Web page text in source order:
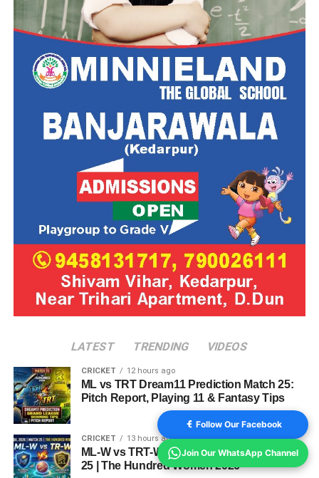
LATEST TRENDING VIDEOS
CRICKET 12 hours ago
ML vs TRT Dream11 Prediction Match 25:
Pitch Report, Playing 11 & Fantasy Tips
CRICKET 13 hours ago
ML-W vs TRT-W Dream11 Prediction Match
25 | The Hundred Women 2026
Follow Our Facebook
Join Our WhatsApp Channel